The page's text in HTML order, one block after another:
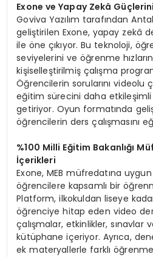
Exone ve Yapay Zekâ
Goviva Yazılım tarafından
geliştirilen Exone, yapay zekâ
ile öne çıkıyor. Bu teknoloji,
seviyelerini ve öğrenme
kişiselleştirilmiş çalışma
Öğrencilerin sorularını videolu
eğitim sürecini daha etkileşimli
getiriyor. Oyun formatında
öğrencilerin ders çalışmasını
%100 Milli Eğitim Bakanlığı
İçerikleri
Exone, MEB müfredatına
öğrencilere kapsamlı bir
Platform, ilkokuldan liseye
öğrenciye hitap eden video
çalışmalar, etkinlikler, sınavlar
kütüphane içeriyor. Ayrıca,
ek materyallerle farklı